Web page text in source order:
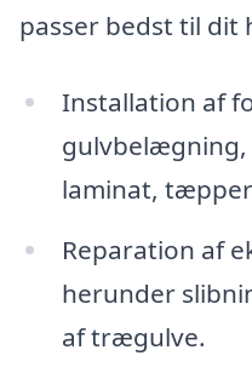
passer bedst til dit
Installation af
laminat,
Reparation af
herunder
af trægulve.